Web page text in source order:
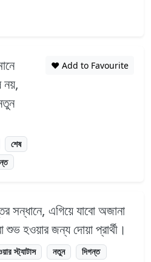
নয়,
শেষ
❤️ Add to Favourite
সন্ধানে, এগিয়ে যাবো অজানা
শুভ হওয়ার জন্য দোয়া প্রার্থী।
স্ট্যাটাস নতুন
দিগন্ত